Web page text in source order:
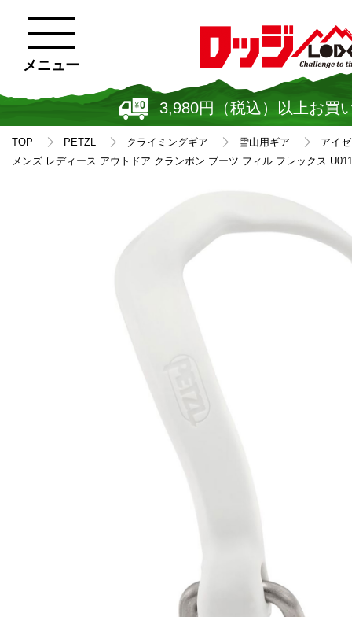
3,980円（税込）以上お買
メニュー
TOP PETZL クライミングギア 雪山用ギア
アイ
メンズ レディース アウトドア クランポン ブーツ フィル フレックス